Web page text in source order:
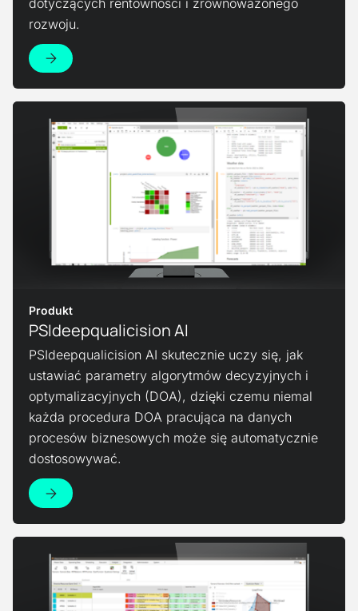
dotyczących rentowności i zrównoważonego
rozwoju.
Produkt
PSIdeepqualicision AI
PSIdeepqualicision AI skutecznie uczy się, jak
ustawiać parametry algorytmów decyzyjnych i
optymalizacyjnych (DOA), dzięki czemu niemal
każda procedura DOA pracująca na danych
procesów biznesowych może się automatycznie
dostosowywać.